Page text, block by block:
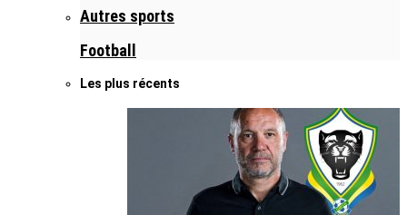
Autres sports
Football
Les plus récents